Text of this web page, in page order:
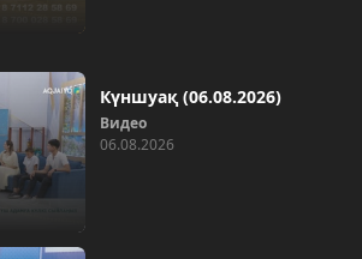
Күншуақ (06.08.2026)
Видео
06.08.2026